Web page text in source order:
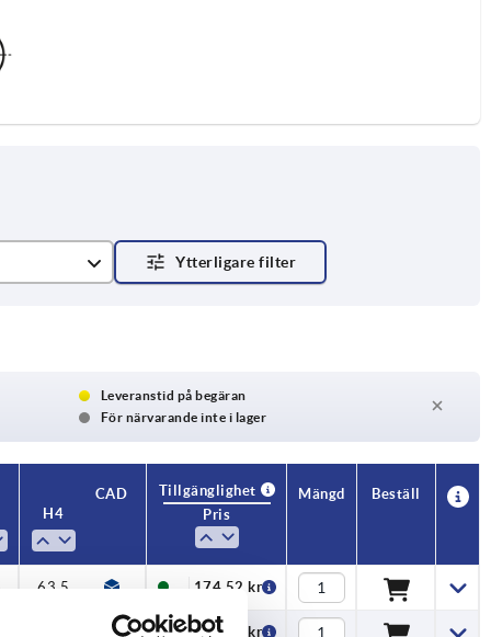
Leveranstid på begäran
För närvarande inte i lager
H4
CAD
Tillgänglighet
Pris
Mängd Beställ
63,5 22 174,52 kr
22 174,52 kr